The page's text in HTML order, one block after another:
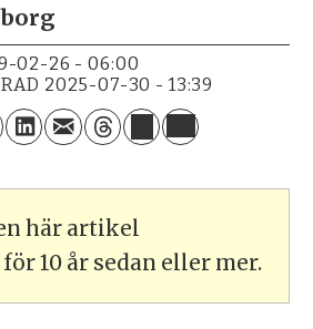
02-26 - 06:00
2025-07-30 - 13:39
här artikel
10 år sedan eller mer.